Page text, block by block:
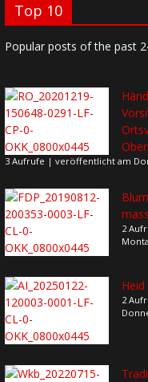
Top 10
Popular posts of the past
3 Aufrufe | veröffentlicht am
2
2